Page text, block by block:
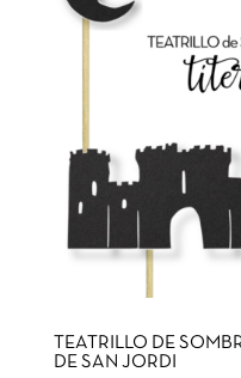
TEATRILLO DE
DE SAN JORDI